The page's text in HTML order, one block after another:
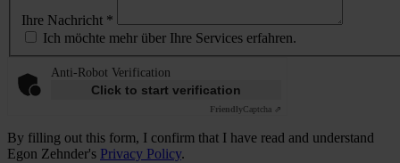
Ihre Nachricht *
Ich möchte mehr über Ihre Services erfahren.
Anti-Robot Verification
Click to start verification
FriendlyCaptcha ⇗
By filling out this form, I confirm that I have read and understand
Egon Zehnder's Privacy Policy.